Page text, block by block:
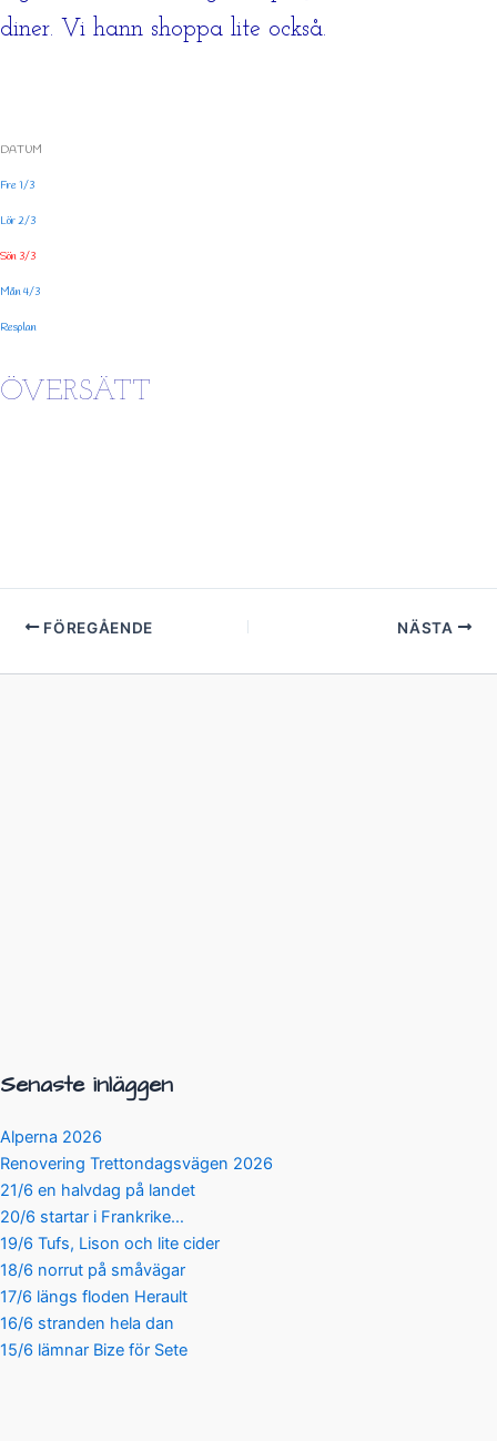
diner. Vi hann shoppa lite också.
DATUM
Fre 1/3
Lör 2/3
Sön 3/3
Mån 4/3
Resplan
ÖVERSÄTT
FÖREGÅENDE NÄSTA
Senaste inläggen
Alperna 2026
Renovering Trettondagsvägen 2026
21/6 en halvdag på landet
20/6 startar i Frankrike…
19/6 Tufs, Lison och lite cider
18/6 norrut på småvägar
17/6 längs floden Herault
16/6 stranden hela dan
15/6 lämnar Bize för Sete